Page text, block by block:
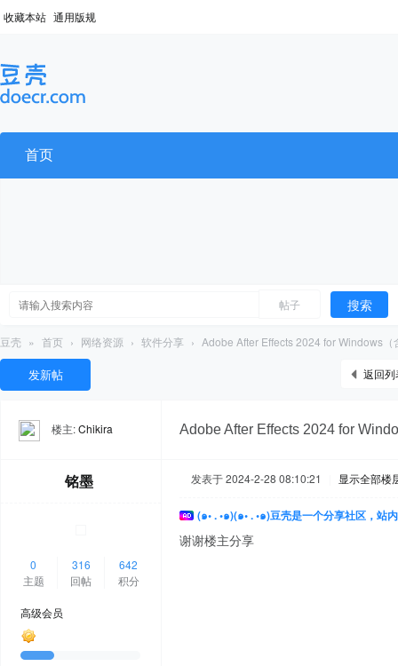
收藏本站 通用版规
首页
帖子 搜索
豆壳 » 首页 › 网络资源 › 软件分享 › Adobe After Effects 2024 for Windows（
返回列
发新帖
楼主:Chikira Adobe After Effects 2024 for
铭墨
0
主题
316
回帖
642
积分
高级会员
发表于 2024-2-28 08:10:21 显示全部楼
(๑• . •๑)(๑• . •๑)豆壳是一个分享社区，站
谢谢楼主分享